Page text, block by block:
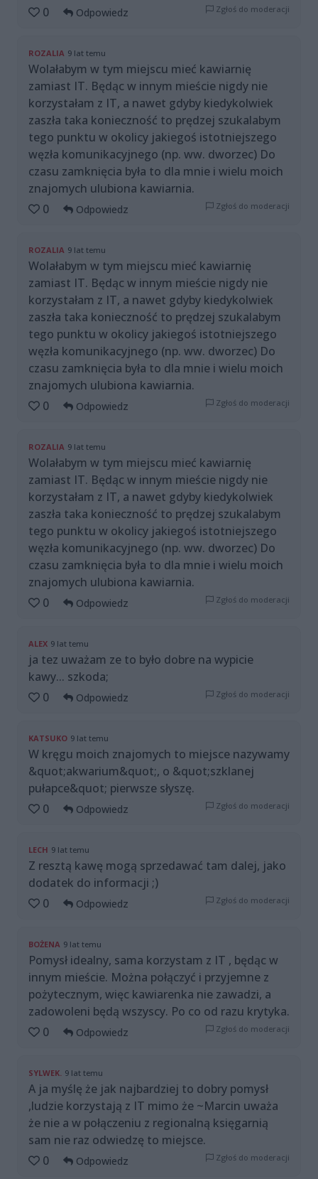
0
Odpowiedz Zgłoś do moderacji
ROZALIA 9 lat temu
Wolałabym w tym miejscu mieć kawiarnię
zamiast IT. Będąc w innym mieście nigdy nie
korzystałam z IT, a nawet gdyby kiedykolwiek
zaszła taka konieczność to prędzej szukalabym
tego punktu w okolicy jakiegoś istotniejszego
węzła komunikacyjnego (np. ww. dworzec) Do
czasu zamknięcia była to dla mnie i wielu moich
znajomych ulubiona kawiarnia.
0
Odpowiedz Zgłoś do moderacji
ROZALIA 9 lat temu
Wolałabym w tym miejscu mieć kawiarnię
zamiast IT. Będąc w innym mieście nigdy nie
korzystałam z IT, a nawet gdyby kiedykolwiek
zaszła taka konieczność to prędzej szukalabym
tego punktu w okolicy jakiegoś istotniejszego
węzła komunikacyjnego (np. ww. dworzec) Do
czasu zamknięcia była to dla mnie i wielu moich
znajomych ulubiona kawiarnia.
0
Odpowiedz Zgłoś do moderacji
ROZALIA 9 lat temu
Wolałabym w tym miejscu mieć kawiarnię
zamiast IT. Będąc w innym mieście nigdy nie
korzystałam z IT, a nawet gdyby kiedykolwiek
zaszła taka konieczność to prędzej szukalabym
tego punktu w okolicy jakiegoś istotniejszego
węzła komunikacyjnego (np. ww. dworzec) Do
czasu zamknięcia była to dla mnie i wielu moich
znajomych ulubiona kawiarnia.
0
Odpowiedz Zgłoś do moderacji
ALEX 9 lat temu
ja tez uważam ze to było dobre na wypicie
kawy... szkoda;
0
Odpowiedz Zgłoś do moderacji
KATSUKO 9 lat temu
W kręgu moich znajomych to miejsce nazywamy
&quot;akwarium&quot;, o &quot;szklanej
pułapce&quot; pierwsze słyszę.
0
Odpowiedz Zgłoś do moderacji
LECH 9 lat temu
Z resztą kawę mogą sprzedawać tam dalej, jako
dodatek do informacji ;)
0
Odpowiedz Zgłoś do moderacji
BOŻENA 9 lat temu
Pomysł idealny, sama korzystam z IT , będąc w
innym mieście. Można połączyć i przyjemne z
pożytecznym, więc kawiarenka nie zawadzi, a
zadowoleni będą wszyscy. Po co od razu krytyka.
0
Odpowiedz Zgłoś do moderacji
SYLWEK. 9 lat temu
A ja myślę że jak najbardziej to dobry pomysł
,ludzie korzystają z IT mimo że ~Marcin uważa
że nie a w połączeniu z regionalną księgarnią
sam nie raz odwiedzę to miejsce.
0
Odpowiedz Zgłoś do moderacji